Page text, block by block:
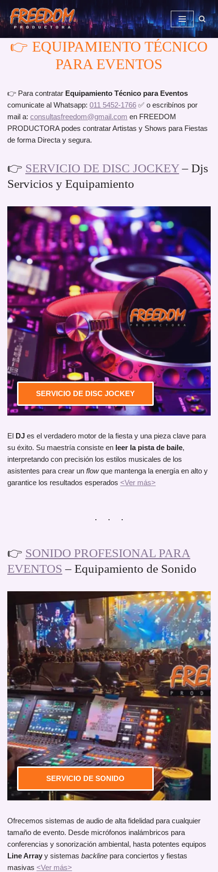
Saltar
al
contenido
👉 EQUIPAMIENTO TÉCNICO
PARA EVENTOS
👉 Para contratar Equipamiento Técnico para Eventos
comunicate al Whatsapp: 011 5452-1766 ✅ o escribínos por
mail a: consultasfreedom@gmail.com en FREEDOM
PRODUCTORA podes contratar Artistas y Shows para Fiestas
de forma Directa y segura.
👉 SERVICIO DE DISC JOCKEY– Djs
Servicios y Equipamiento
SERVICIO DE DISC JOCKEY
El DJ es el verdadero motor de la fiesta y una pieza clave para
su éxito. Su maestría consiste en leer la pista de baile,
interpretando con precisión los estilos musicales de los
asistentes para crear un flowque mantenga la energía en alto y
garantice los resultados esperados <Ver más>
👉 SONIDO PROFESIONAL PARA
EVENTOS – Equipamiento de Sonido
SERVICIO DE SONIDO
Ofrecemos sistemas de audio de alta fidelidad para cualquier
tamaño de evento. Desde micrófonos inalámbricos para
conferencias y sonorización ambiental, hasta potentes equipos
Line Array y sistemas backline para conciertos y fiestas
masivas <Ver más>